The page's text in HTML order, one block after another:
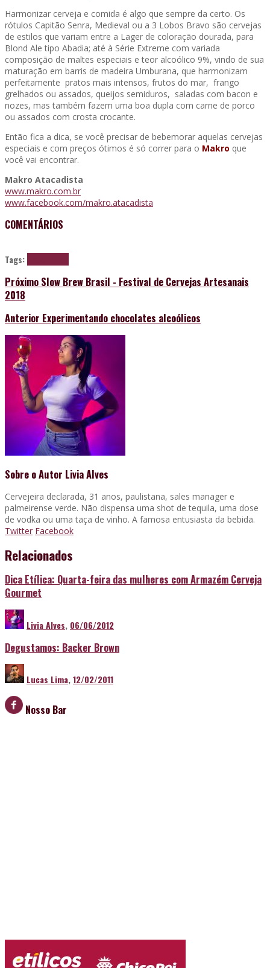
Harmonizar cerveja e comida é algo que sempre da certo. Os
rótulos Capitão Senra, Medieval ou a 3 Lobos Bravo são cervejas
de estilos que variam entre a Lager de coloração dourada, para
Blond Ale tipo Abadia; até à Série Extreme com variada
composição de maltes especiais e teor alcoólico 9%, vindo de sua
maturação em barris de madeira Umburana, que harmonizam
perfeitamente pratos mais intensos, frutos do mar, frango
grelhados ou assados, queijos semiduros, saladas com bacon e
nozes, mas também fazem uma boa dupla com carne de porco
ou assados com crosta crocante.
Então fica a dica, se você precisar de bebemorar aquelas cervejas
especiais e com preços ótimos é só correr para o Makro que
você vai encontrar.
Makro Atacadista
www.makro.com.br
www.facebook.com/makro.atacadista
COMENTÁRIOS
Tags:
Próximo Slow Brew Brasil - Festival de Cervejas Artesanais
2018
Anterior Experimentando chocolates alcoólicos
Sobre o Autor Livia Alves
Cervejeira declarada, 31 anos, paulistana, sales manager e
palmeirense verde. Não dispensa uma shot de tequila, uma dose
de vodka ou uma taça de vinho. A famosa entusiasta da bebida.
Twitter Facebook
Relacionados
Dica Etílica: Quarta-feira das mulheres com Armazém Cerveja
Gourmet
Livia Alves, 06/06/2012
Degustamos: Backer Brown
Lucas Lima,12/02/2011
Nosso Bar